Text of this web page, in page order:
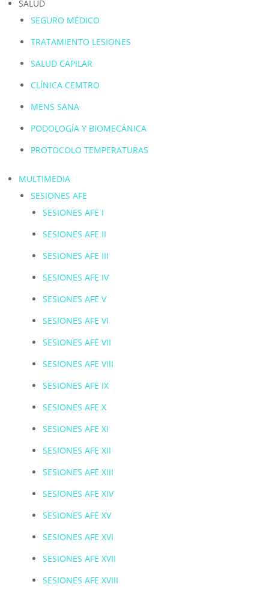
SALUD
SEGURO MÉDICO
TRATAMIENTO LESIONES
SALUD CAPILAR
CLÍNICA CEMTRO
MENS SANA
PODOLOGÍA Y BIOMECÁNICA
PROTOCOLO TEMPERATURAS
MULTIMEDIA
SESIONES AFE
SESIONES AFE I
SESIONES AFE II
SESIONES AFE III
SESIONES AFE IV
SESIONES AFE V
SESIONES AFE VI
SESIONES AFE VII
SESIONES AFE VIII
SESIONES AFE IX
SESIONES AFE X
SESIONES AFE XI
SESIONES AFE XII
SESIONES AFE XIII
SESIONES AFE XIV
SESIONES AFE XV
SESIONES AFE XVI
SESIONES AFE XVII
SESIONES AFE XVIII